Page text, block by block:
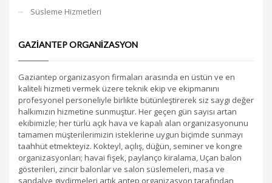
Süsleme Hizmetleri
GAZIANTEP ORGANIZASYON
Gaziantep organizasyon firmaları arasında en üstün ve en
kaliteli hizmeti vermek üzere teknik ekip ve ekipmanını
profesyonel personeliyle birlikte bütünleştirerek siz saygı değer
halkımızın hizmetine sunmuştur. Her geçen gün sayısı artan
ekibimizle; her türlü açık hava ve kapalı alan organizasyonunu
tamamen müşterilerimizin isteklerine uygun biçimde sunmayı
taahhüt etmekteyiz. Kokteyl, açılış, düğün, seminer ve kongre
organizasyonları; havai fişek, paylanço kiralama, Uçan balon
gösterileri, zincir balonlar ve salon süslemeleri, masa ve
sandalye giydirmeleri artık antep organizasyon tarafından